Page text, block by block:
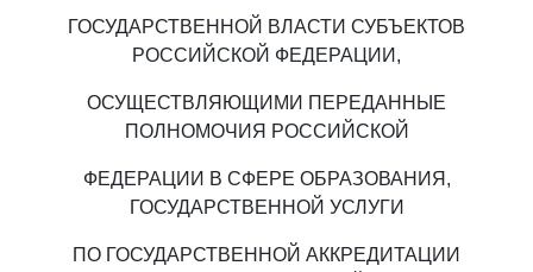
ГОСУДАРСТВЕННОЙ ВЛАСТИ СУБЪЕКТОВ
РОССИЙСКОЙ ФЕДЕРАЦИИ,
ОСУЩЕСТВЛЯЮЩИМИ ПЕРЕДАННЫЕ
ПОЛНОМОЧИЯ РОССИЙСКОЙ
ФЕДЕРАЦИИ В СФЕРЕ ОБРАЗОВАНИЯ,
ГОСУДАРСТВЕННОЙ УСЛУГИ
ПО ГОСУДАРСТВЕННОЙ АККРЕДИТАЦИИ